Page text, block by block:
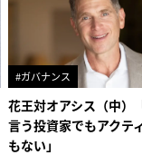
#ガバナンス
花王対オアシス（中）
言う投資家でもアクテ
もない」